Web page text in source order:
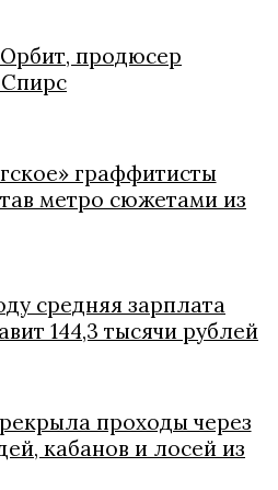
продюсер
граффитисты
метро сюжетами из
средняя зарплата
144,3 тысячи рублей
проходы через
кабанов и лосей из